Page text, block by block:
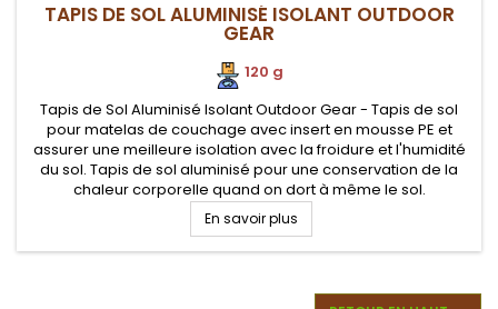
TAPIS DE SOL ALUMINISÉ ISOLANT OUTDOOR
GEAR
120 g
Tapis de Sol Aluminisé Isolant Outdoor Gear - Tapis de sol
pour matelas de couchage avec insert en mousse PE et
assurer une meilleure isolation avec la froidure et l'humidité
du sol. Tapis de sol aluminisé pour une conservation de la
chaleur corporelle quand on dort à même le sol.
En savoir plus